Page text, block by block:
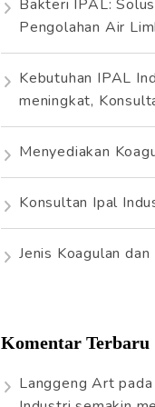
t
k
:
Bakteri IPAL:
Pengolahan Air
Kebutuhan IPAL
meningkat,
Menyediakan
Konsultan Ipal
Jenis Koagulan
Komentar Terbaru
Langgeng Art pada